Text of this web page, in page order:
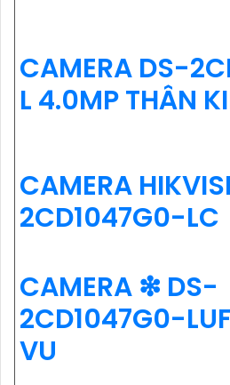
CAMERA DS-
L 4.0MP THÂN
CAMERA
2CD1047G0-LC
CAMERA ❇ DS-
2CD1047G0-
VU